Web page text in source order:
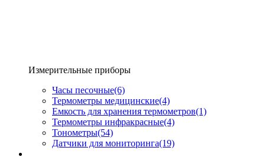
Измерительные приборы
Часы песочные(6)
Термометры медицинские(4)
Емкость для хранения термометров(1)
Термометры инфракрасные(4)
Тонометры(54)
Датчики для мониторинга(19)